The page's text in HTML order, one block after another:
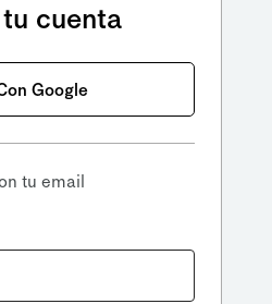
cuenta
Google
tu email